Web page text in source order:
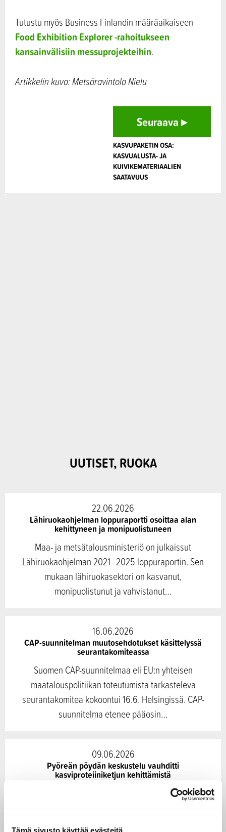
Tämä sivusto käyttää evästeitä
Tutustu myös Business Finlandin määräaikaiseen
Food Exhibition Explorer -rahoitukseen
kansainvälisiin messuprojekteihin. ​​
Artikkelin kuva: Metsäravintola Nielu
Seuraava▸
KASVUPAKETIN OSA:
KASVUALUSTA- JA
KUIVIKEMATERIAALIEN
SAATAVUUS​
UUTISET, RUOKA
22.06.2026
Lähiruokaohjelman loppuraportti osoittaa alan
kehittyneen ja monipuolistuneen
Maa- ja metsätalousministeriö on julkaissut
Lähiruokaohjelman 2021–2025 loppuraportin. Sen
mukaan lähiruokasektori on kasvanut,
monipuolistunut ja vahvistanut…
16.06.2026
CAP-suunnitelman muutosehdotukset käsittelyssä
seurantakomiteassa
Suomen CAP-suunnitelmaa eli EU:n yhteisen
maatalouspolitiikan toteutumista tarkasteleva
seurantakomitea kokoontui 16.6. Helsingissä. CAP-
suunnitelma etenee pääosin…
09.06.2026
Pyöreän pöydän keskustelu vauhditti
kasviproteiiniketjun kehittämistä
Maa- ja metsätalousministeriö järjesti maanantaina 8.
kesäkuuta Säätytalolla pyöreän pöydän keskustelun